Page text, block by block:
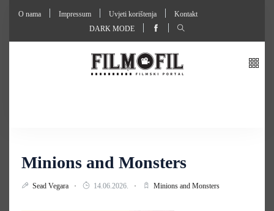
O nama Impressum Uvjeti korištenja
Kontakt
DARK MODE
Minions and Monsters
Sead Vegara 14.06.2026. Minions and Monsters